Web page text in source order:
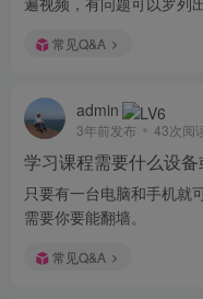
常见Q&A
admin
3年前发布 43次阅
学习课程需要什么设备
只要有一台电脑和手机就
需要你要能翻墙。
常见Q&A